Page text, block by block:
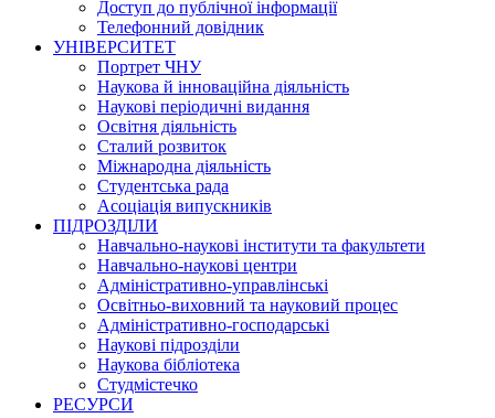
Доступ до публічної інформації
Телефонний довідник
УНІВЕРСИТЕТ
Портрет ЧНУ
Наукова й інноваційна діяльність
Наукові періодичні видання
Освітня діяльність
Сталий розвиток
Міжнародна діяльність
Студентська рада
Асоціація випускників
ПІДРОЗДІЛИ
Навчально-наукові інститути та факультети
Навчально-наукові центри
Адміністративно-управлінські
Освітньо-виховний та науковий процес
Адміністративно-господарські
Наукові підрозділи
Наукова бібліотека
Студмістечко
РЕСУРСИ